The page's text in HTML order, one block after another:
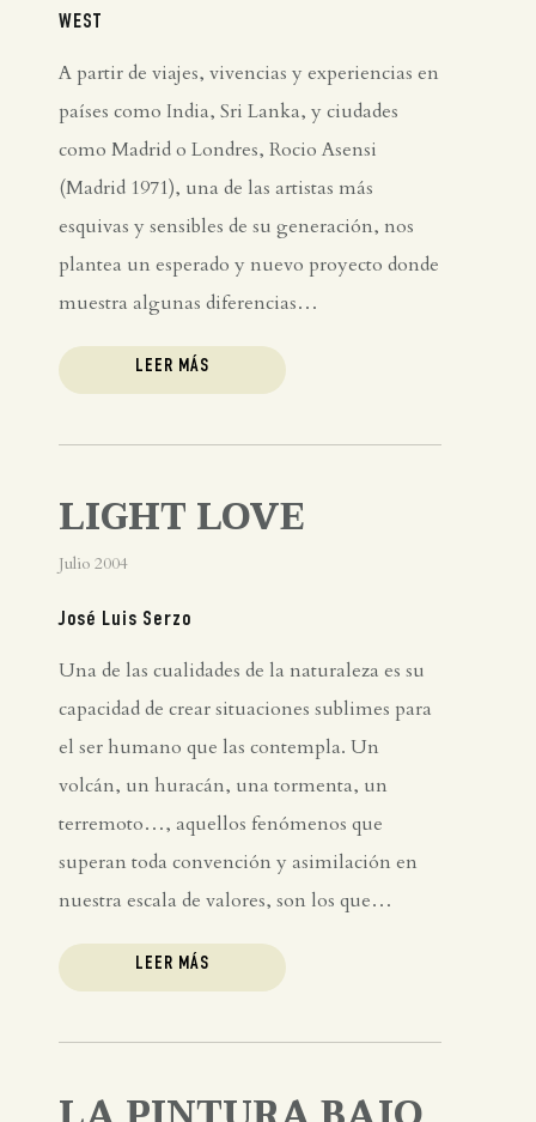
WEST
A partir de viajes, vivencias y experiencias en
países como India, Sri Lanka, y ciudades
como Madrid o Londres, Rocio Asensi
(Madrid 1971), una de las artistas más
esquivas y sensibles de su generación, nos
plantea un esperado y nuevo proyecto donde
muestra algunas diferencias…
LEER MÁS
LIGHT LOVE
Julio 2004
José Luis Serzo
Una de las cualidades de la naturaleza es su
capacidad de crear situaciones sublimes para
el ser humano que las contempla. Un
volcán, un huracán, una tormenta, un
terremoto…, aquellos fenómenos que
superan toda convención y asimilación en
nuestra escala de valores, son los que…
LEER MÁS